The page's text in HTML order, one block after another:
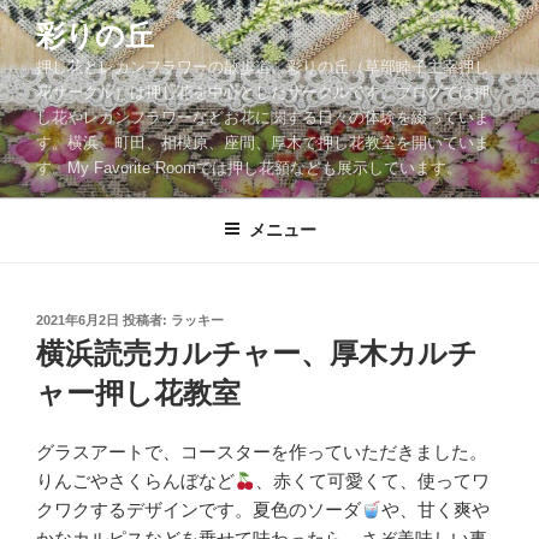
コ
ン
テ
ン
ツ
へ
ス
彩りの丘
押し花とレカンフラワーの散歩道。彩りの丘（草部睦子主宰押し
花サークル）は押し花を中心としたサークルです。ブログでは押
し花やレカンフラワーなどお花に関する日々の体験を綴っていま
す。横浜、町田、相模原、座間、厚木で押し花教室を開いていま
す。My Favorite Roomでは押し花額なども展示しています。
メニュー
投
稿
日:
2021年6月2日 投稿者: ラッキー
横浜読売カルチャー、厚木カルチ
ャー押し花教室
グラスアートで、コースターを作っていただきました。
りんごやさくらんぼなど
、赤くて可愛くて、使ってワ
クワクするデザインです。夏色のソーダ
や、甘く爽や